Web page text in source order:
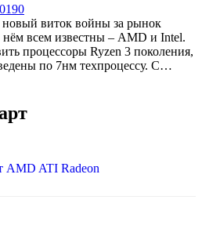
0comments
on
Intel
начинает
делиться
графике
новый виток войны за рынок
всем известны – AMD и Intel.
процессоры Ryzen 3 поколения,
по 7нм техпроцессу. С…
AMD ATI Radeon